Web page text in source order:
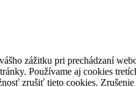
zážitku pri prechádzaní
Používame aj cookies
zrušiť tieto cookies.